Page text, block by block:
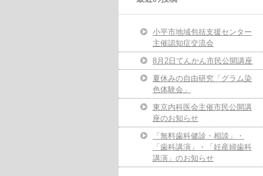
小平市地域包括支援センター
主催認知症交流会
8月2日てんかん市民公開講座
夏休みの自由研究「グラム染
色体験会」
東京内科医会主催市民公開講
座のお知らせ
「無料歯科健診・相談」・
「歯科講演」・「妊産婦歯科
講演」のお知らせ